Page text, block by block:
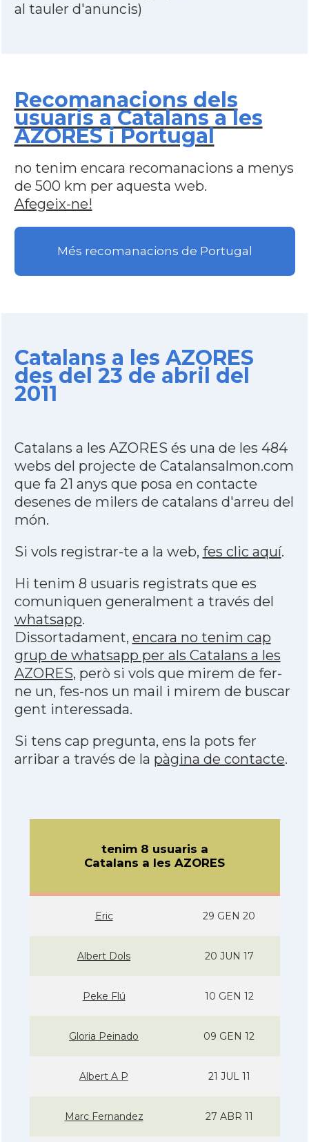
al tauler d'anuncis)
Recomanacions dels
usuaris a Catalans a les
AZORES i Portugal
no tenim encara recomanacions a menys
de 500 km per aquesta web.
Afegeix-ne!
Més recomanacions de Portugal
Catalans a les AZORES
des del 23 de abril del
2011
Catalans a les AZORES és una de les 484
webs del projecte de Catalansalmon.com
que fa 21 anys que posa en contacte
desenes de milers de catalans d'arreu del
món.
Si vols registrar-te a la web, fes clic aquí.
Hi tenim 8 usuaris registrats que es
comuniquen generalment a través del
whatsapp.
Dissortadament, encara no tenim cap
grup de whatsapp per als Catalans a les
AZORES, però si vols que mirem de fer-
ne un, fes-nos un mail i mirem de buscar
gent interessada.
Si tens cap pregunta, ens la pots fer
arribar a través de la pàgina de contacte.
tenim 8 usuaris a
Catalans a les AZORES
Eric 29 GEN 20
Albert Dols 20 JUN 17
Peke Flú 10 GEN 12
Gloria Peinado 09 GEN 12
Albert A P 21 JUL 11
Marc Fernandez 27 ABR 11